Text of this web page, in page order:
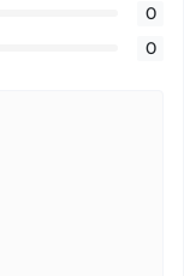
0
0